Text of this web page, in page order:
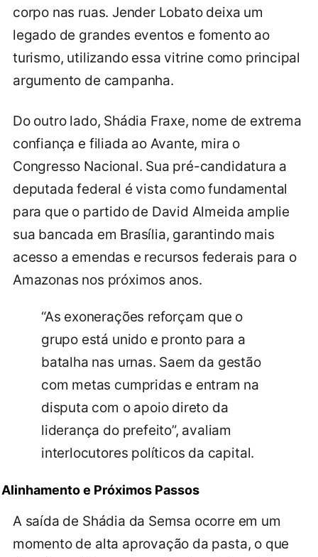
corpo nas ruas. Jender Lobato deixa um
legado de grandes eventos e fomento ao
turismo, utilizando essa vitrine como principal
argumento de campanha.
Do outro lado, Shádia Fraxe, nome de extrema
confiança e filiada ao Avante, mira o
Congresso Nacional. Sua pré-candidatura a
deputada federal é vista como fundamental
para que o partido de David Almeida amplie
sua bancada em Brasília, garantindo mais
acesso a emendas e recursos federais para o
Amazonas nos próximos anos.
“As exonerações reforçam que o
grupo está unido e pronto para a
batalha nas urnas. Saem da gestão
com metas cumpridas e entram na
disputa com o apoio direto da
liderança do prefeito”, avaliam
interlocutores políticos da capital.
Alinhamento e Próximos Passos
A saída de Shádia da Semsa ocorre em um
momento de alta aprovação da pasta, o que